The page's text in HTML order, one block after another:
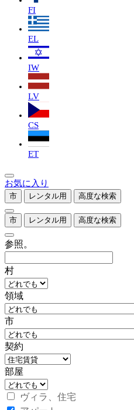
FI
EL
IW
LV
CS
ET
お気に入り
市 レンタル用 高度な検索
市 レンタル用 高度な検索
参照。
村
領域
市
契約
部屋
ヴィラ、住宅